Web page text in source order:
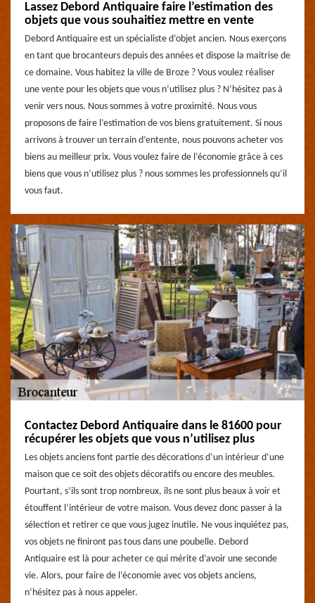
Lassez Debord Antiquaire faire l’estimation des
objets que vous souhaitiez mettre en vente
Debord Antiquaire est un spécialiste d’objet ancien. Nous exerçons
en tant que brocanteurs depuis des années et dispose la maitrise de
ce domaine. Vous habitez la ville de Broze ? Vous voulez réaliser
une vente pour les objets que vous n’utilisez plus ? N’hésitez pas à
venir vers nous. Nous sommes à votre proximité. Nous vous
proposons de faire l’estimation de vos biens gratuitement. Si nous
arrivons à trouver un terrain d’entente, nous pouvons acheter vos
biens au meilleur prix. Vous voulez faire de l’économie grâce à ces
biens que vous n’utilisez plus ? nous sommes les professionnels qu’il
vous faut.
Contactez Debord Antiquaire dans le 81600 pour
récupérer les objets que vous n’utilisez plus
Les objets anciens font partie des décorations d’un intérieur d’une
maison que ce soit des objets décoratifs ou encore des meubles.
Pourtant, s’ils sont trop nombreux, ils ne sont plus beaux à voir et
étouffent l’intérieur de votre maison. Vous devez donc passer à la
sélection et retirer ce que vous jugez inutile. Ne vous inquiétez pas,
vos objets ne finiront pas tous dans une poubelle. Debord
Antiquaire est là pour acheter ce qui mérite d’avoir une seconde
vie. Alors, pour faire de l’économie avec vos objets anciens,
n’hésitez pas à nous appeler.